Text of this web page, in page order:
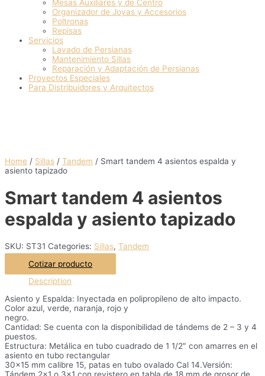
Mesas Auxiliares y de Centro
Organizador de Joyas y Accesorios
Poltronas
Repisas
Servicios
Lavado de Persianas
Mantenimiento Sillas
Reparación y Adaptación de Persianas
Proyectos Especiales
Para Distribuidores y Arquitectos
Home / Sillas / Tandem / Smart tandem 4 asientos espalda y
asiento tapizado
Smart tandem 4 asientos
espalda y asiento tapizado
SKU: ST31 Categories: Sillas, Tandem
Cotizar producto
Description
Asiento y Espalda: Inyectada en polipropileno de alto impacto.
Color azul, verde, naranja, rojo y
negro.
Cantidad: Se cuenta con la disponibilidad de tándems de 2 – 3 y 4
puestos.
Estructura: Metálica en tubo cuadrado de 1 1/2″ con amarres en el
asiento en tubo rectangular
30×15 mm calibre 15, patas en tubo ovalado Cal 14.Versión: